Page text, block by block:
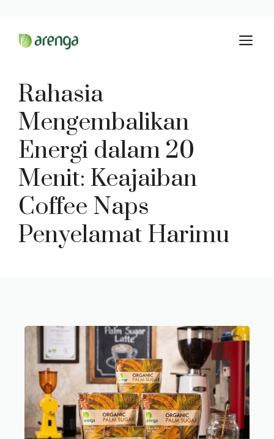
Rahasia
Mengembalikan
Energi dalam 20
Menit: Keajaiban
Coffee Naps
Penyelamat Harimu